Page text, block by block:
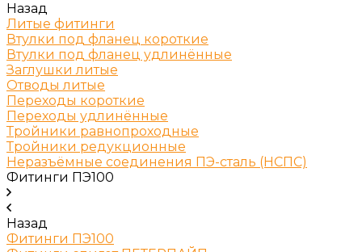
Назад
Литые фитинги
Втулки под фланец короткие
Втулки под фланец удлинённые
Заглушки литые
Отводы литые
Переходы короткие
Переходы удлинённые
Тройники равнопроходные
Тройники редукционные
Неразъёмные соединения ПЭ-сталь (НСПС)
Фитинги ПЭ100
Назад
Фитинги ПЭ100